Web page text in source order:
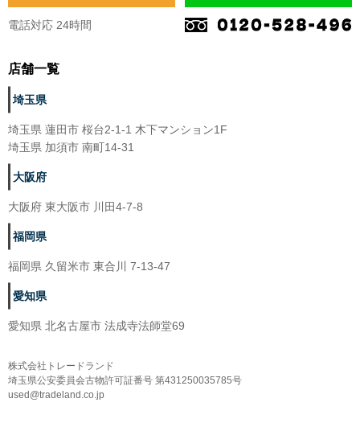
電話対応 24時間
店舗一覧
埼玉県
埼玉県 蓮田市 桜台2-1-1 木下マンション1F
埼玉県 加須市 南町14-31
大阪府
大阪府 東大阪市 川田4-7-8
福岡県
福岡県 久留米市 東合川 7-13-47
愛知県
愛知県 北名古屋市 法成寺法師堂69
株式会社トレードランド
埼玉県公安委員会古物許可証番号 第431250035785号
used@tradeland.co.jp